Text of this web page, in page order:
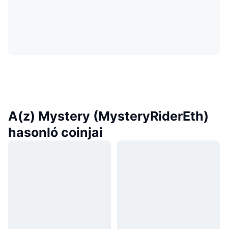
A(z) Mystery (MysteryRiderEth)
hasonló coinjai